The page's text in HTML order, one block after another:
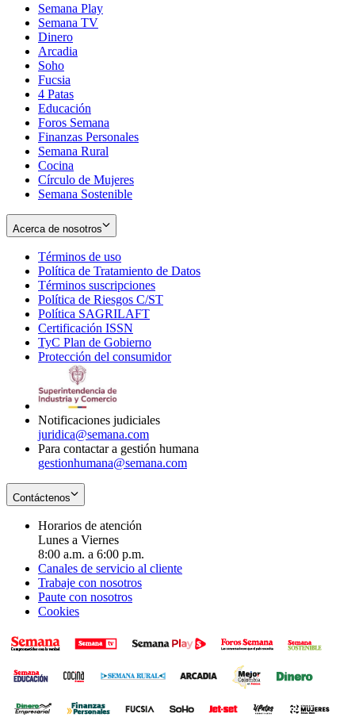
Semana Play
Semana TV
Dinero
Arcadia
Soho
in
new
window
Fucsia
in
new
window
4 Patas
Educación
Foros Semana
Finanzas Personales
Semana Rural
Cocina
Círculo de Mujeres
Semana Sostenible
Acerca de nosotros
Términos de uso
in
new
window
Política de Tratamiento de Datos
Términos suscripciones
in
Política de Riesgos C/ST
Política SAGRILAFT
new
window
Certificación ISSN
in
new
TyC Plan de Gobierno
in
Protección del consumidorOpens
Notificaciones judiciales
juridica@semana.com
Para contactar a gestión humana
gestionhumana@semana.com
Contáctenos
Horarios de atención
Lunes a Viernes
8:00 a.m. a 6:00 p.m.
Canales de servicio al cliente
Trabaje con nosotros
Paute con nosotros
Cookies